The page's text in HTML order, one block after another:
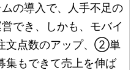
の導入で、人手不足の
でき、しかも、モバイ
文点数のアップ、②単
もできて売上を伸ば